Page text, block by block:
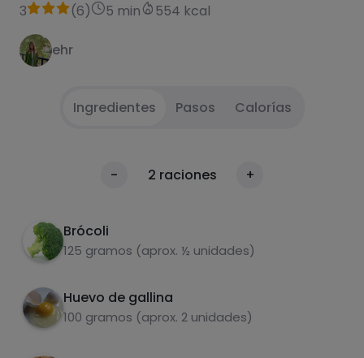
3 (6) 5 min 554 kcal
ehr
Ingredientes Pasos Calorías
- 2 raciones +
Brócoli
125 gramos (aprox. ½ unidades)
Huevo de gallina
100 gramos (aprox. 2 unidades)
empiece a hervir, añadir los arbolitos del
2 Escurrir bien y dejar enfriar.
4 Mientras tanto, saltear el brócoli cocido con